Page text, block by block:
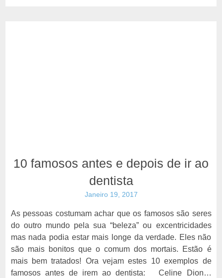
10 famosos antes e depois de ir ao
dentista
Janeiro 19, 2017
As pessoas costumam achar que os famosos são seres
do outro mundo pela sua “beleza” ou excentricidades
mas nada podia estar mais longe da verdade. Eles não
são mais bonitos que o comum dos mortais. Estão é
mais bem tratados! Ora vejam estes 10 exemplos de
famosos antes de irem ao dentista: Celine Dion…